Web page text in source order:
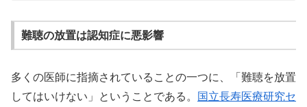
難聴の放置は認知症に悪影響
多くの医師に指摘されていることの一つに、「難聴を放置
してはいけない」ということである。
国⽴⻑寿医療研究セ